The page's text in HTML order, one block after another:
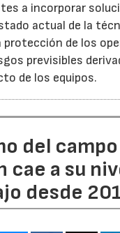
a incorporar
actual de la
protección de los
previsibles
de los equipos.
del campo
cae a su
desde